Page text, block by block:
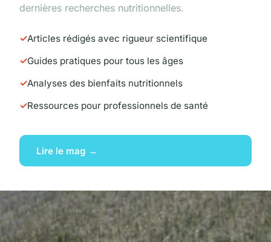
dernières recherches nutritionnelles.
Articles rédigés avec rigueur scientifique
Guides pratiques pour tous les âges
Analyses des bienfaits nutritionnels
Ressources pour professionnels de santé
Lire le mag →